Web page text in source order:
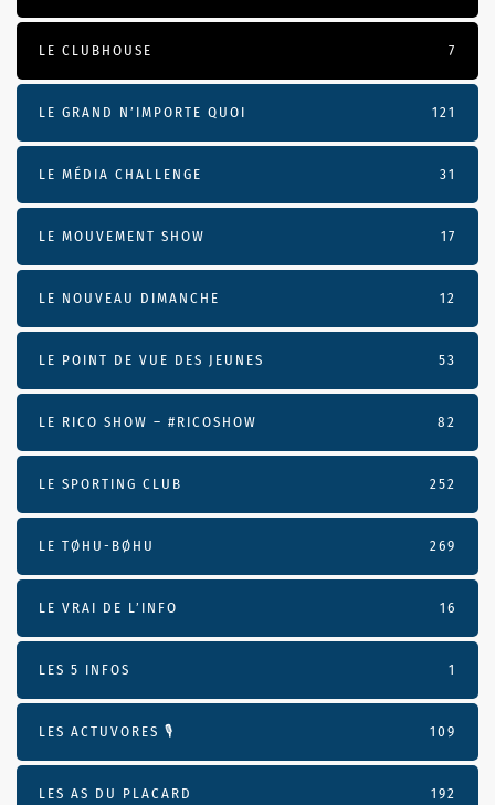
LE CLUBHOUSE 7
LE GRAND N’IMPORTE QUOI 121
LE MÉDIA CHALLENGE 31
LE MOUVEMENT SHOW 17
LE NOUVEAU DIMANCHE 12
LE POINT DE VUE DES JEUNES 53
LE RICO SHOW – #RICOSHOW 82
LE SPORTING CLUB 252
LE TØHU-BØHU 269
LE VRAI DE L’INFO 16
LES 5 INFOS 1
LES ACTUVORES 🎙 109
LES AS DU PLACARD 192